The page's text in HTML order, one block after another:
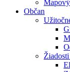
Občan